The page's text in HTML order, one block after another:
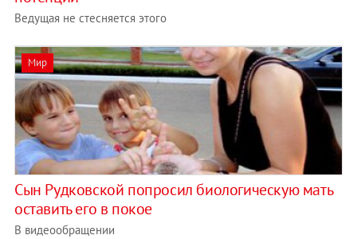
Ведущая не стесняется этого
Мир
Сын Рудковской попросил биологическую мать
оставить его в покое
В видеообращении